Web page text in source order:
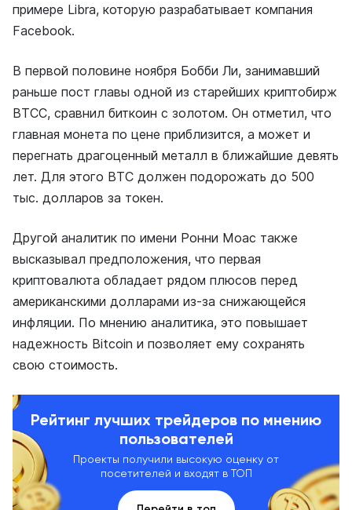
примере Libra, которую разрабатывает компания
Facebook.
В первой половине ноября Бобби Ли, занимавший
раньше пост главы одной из старейших криптобирж
BTCC, сравнил биткоин с золотом. Он отметил, что
главная монета по цене приблизится, а может и
перегнать драгоценный металл в ближайшие девять
лет. Для этого BTC должен подорожать до 500
тыс. долларов за токен.
Другой аналитик по имени Ронни Моас также
высказывал предположения, что первая
криптовалюта обладает рядом плюсов перед
американскими долларами из-за снижающейся
инфляции. По мнению аналитика, это повышает
надежность Bitcoin и позволяет ему сохранять
свою стоимость.
Рейтинг лучших трейдеров по мнению
пользователей
Проекты получили высокую оценку от
посетителей и входят в ТОП